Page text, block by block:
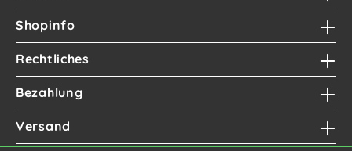
Shopinfo
Rechtliches
Bezahlung
Versand